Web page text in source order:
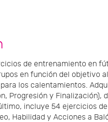
de entrenamiento en
en función del objetivo
los calentamientos.
Progresión y Finalización),
incluye 54 ejercicios
Habilidad y Acciones a